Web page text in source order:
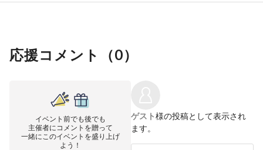
応援コメント（0）
イベント前でも後でも
主催者にコメントを贈って
一緒にこのイベントを盛り上げ
よう！
ゲスト様の投稿として表示され
ます。